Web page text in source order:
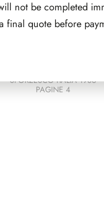
SFORZESCO ITALIA 1986
PAGINE 4
not be completed
final quote before